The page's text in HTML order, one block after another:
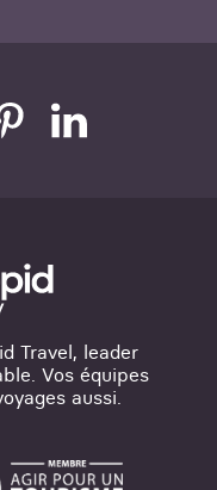
Travel, leader
Vos équipes
aussi.